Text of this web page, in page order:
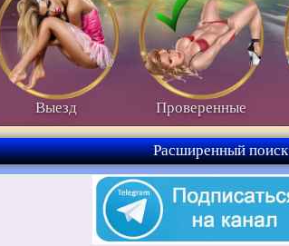
Выезд Проверенные
Расширенный поиск